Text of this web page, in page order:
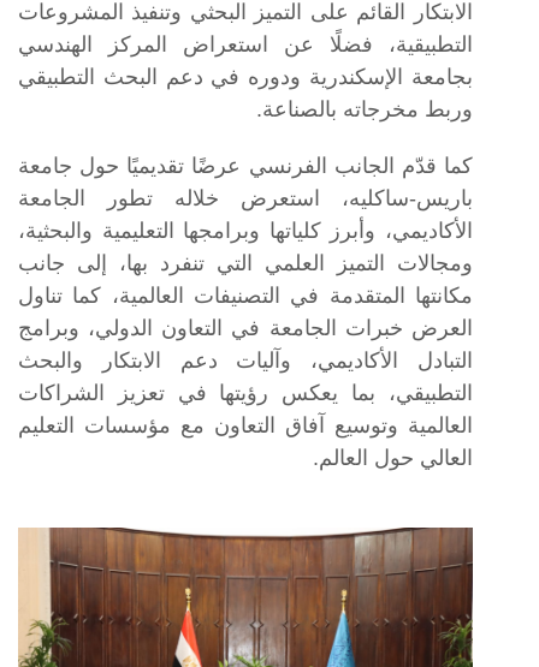
الابتكار القائم على التميز البحثي وتنفيذ المشروعات
التطبيقية، فضلًا عن استعراض المركز الهندسي
بجامعة الإسكندرية ودوره في دعم البحث التطبيقي
وربط مخرجاته بالصناعة.
كما قدّم الجانب الفرنسي عرضًا تقديميًا حول جامعة
باريس-ساكليه، استعرض خلاله تطور الجامعة
الأكاديمي، وأبرز كلياتها وبرامجها التعليمية والبحثية،
ومجالات التميز العلمي التي تنفرد بها، إلى جانب
مكانتها المتقدمة في التصنيفات العالمية، كما تناول
العرض خبرات الجامعة في التعاون الدولي، وبرامج
التبادل الأكاديمي، وآليات دعم الابتكار والبحث
التطبيقي، بما يعكس رؤيتها في تعزيز الشراكات
العالمية وتوسيع آفاق التعاون مع مؤسسات التعليم
العالي حول العالم.